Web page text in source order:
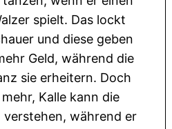
spielt. Das lockt
und diese geben
Geld, während die
sie erheitern. Doch
Kalle kann die
verstehen, während er